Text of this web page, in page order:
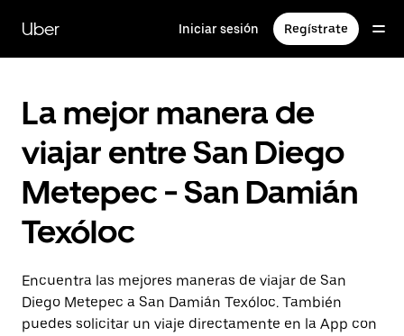
contenido
principal
Uber Iniciar sesión Regístrate
La mejor manera de
viajar entre San Diego
Metepec - San Damián
Texóloc
Encuentra las mejores maneras de viajar de San
Diego Metepec a San Damián Texóloc. También
puedes solicitar un viaje directamente en la App con